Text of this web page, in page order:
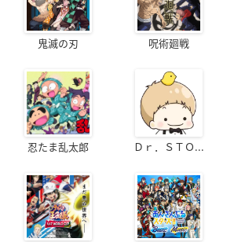
鬼滅の刃 呪術廻戦
忍たま乱太郎 Ｄｒ．ＳＴＯ...